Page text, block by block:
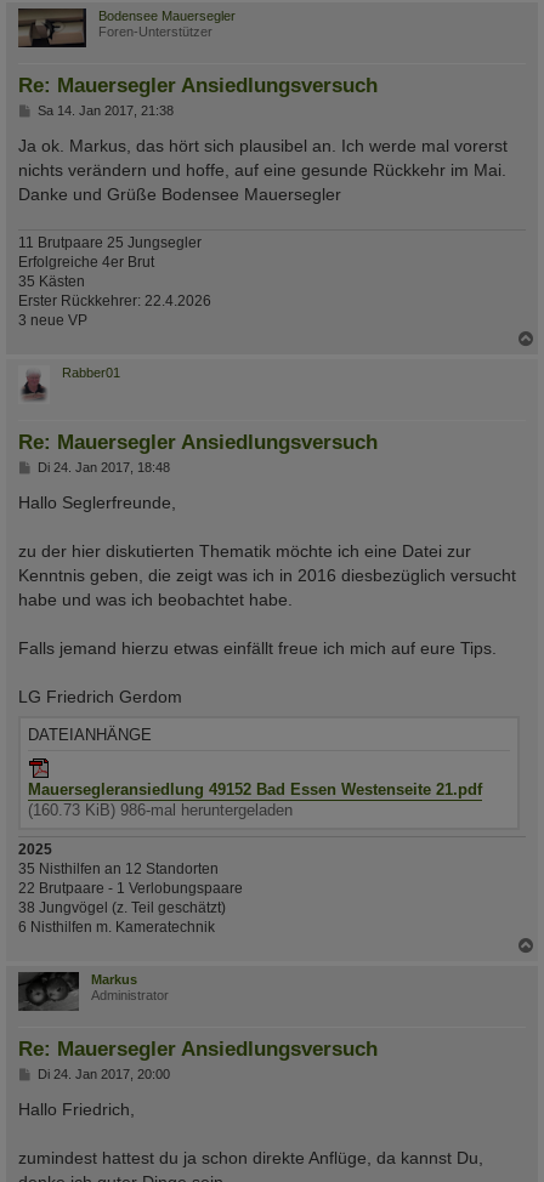
Bodensee Mauersegler
Foren-Unterstützer
Re: Mauersegler Ansiedlungsversuch
B
i
t
r
g
Sa 14. Jan 2017, 21:38
Ja ok. Markus, das hört sich plausibel an. Ich werde mal vorerst
nichts verändern und hoffe, auf eine gesunde Rückkehr im Mai.
Danke und Grüße Bodensee Mauersegler
11 Brutpaare 25 Jungsegler
Erfolgreiche 4er Brut
35 Kästen
Erster Rückkehrer: 22.4.2026
3 neue VP
Rabber01
Re: Mauersegler Ansiedlungsversuch
B
i
t
g
Di 24. Jan 2017, 18:48
Hallo Seglerfreunde,
zu der hier diskutierten Thematik möchte ich eine Datei zur
Kenntnis geben, die zeigt was ich in 2016 diesbezüglich versucht
habe und was ich beobachtet habe.
Falls jemand hierzu etwas einfällt freue ich mich auf eure Tips.
LG Friedrich Gerdom
DATEIANHÄNGE
Mauersegleransiedlung 49152 Bad Essen Westenseite 21.pdf
(160.73 KiB) 986-mal heruntergeladen
2025
35 Nisthilfen an 12 Standorten
22 Brutpaare - 1 Verlobungspaare
38 Jungvögel (z. Teil geschätzt)
6 Nisthilfen m. Kameratechnik
Markus
Administrator
Re: Mauersegler Ansiedlungsversuch
B
i
t
g
Di 24. Jan 2017, 20:00
Hallo Friedrich,
zumindest hattest du ja schon direkte Anflüge, da kannst Du,